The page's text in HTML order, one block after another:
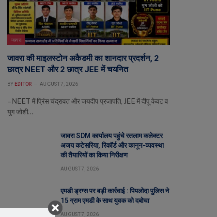
जावरा
जावरा की माइलस्टोन अकैडमी का शानदार प्रदर्शन, 2
छात्र NEET और 2 छात्र JEE में चयनित
BY EDITOR AUGUST 7, 2026
– NEET में प्रिंस चंद्रावत और जयदीप प्रजापति, JEE में दीपू केवट व
युग जोशी…
जावरा SDM कार्यालय पहुंचे रतलाम कलेक्टर
अजय कटेसरिया, रिकॉर्ड और कानून-व्यवस्था
की तैयारियों का किया निरीक्षण
AUGUST 7, 2026
एमडी ड्रग्स पर बड़ी कार्रवाई : पिपलोदा पुलिस ने
15 ग्राम एमडी के साथ युवक को दबोचा
AUGUST 7, 2026